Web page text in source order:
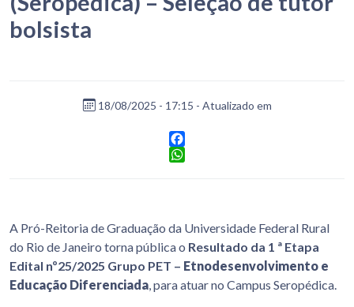
bolsista
18/08/2025 - 17:15 - Atualizado em
Facebook
A Pró-Reitoria de Graduação da Universidade Federal Rural
do Rio de Janeiro torna pública o Resultado da 1 ª Etapa
Edital nº25/2025 Grupo PET – Etnodesenvolvimento e
Educação Diferenciada , para atuar no Campus Seropédica.